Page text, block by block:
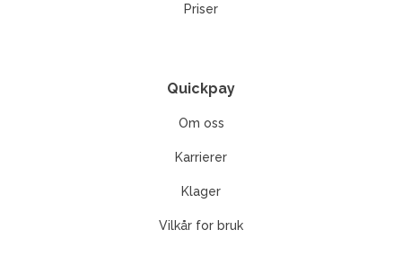
Priser
Quickpay
Om oss
Karrierer
Klager
Vilkår for bruk